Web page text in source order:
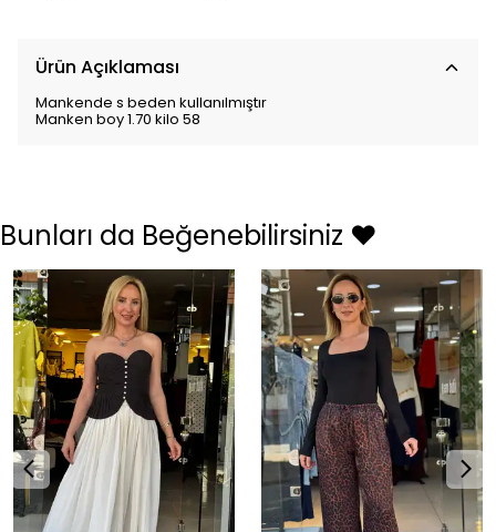
Ürün Açıklaması
Mankende s beden kullanılmıştır
Manken boy 1.70 kilo 58
Bunları da Beğenebilirsiniz ❤️